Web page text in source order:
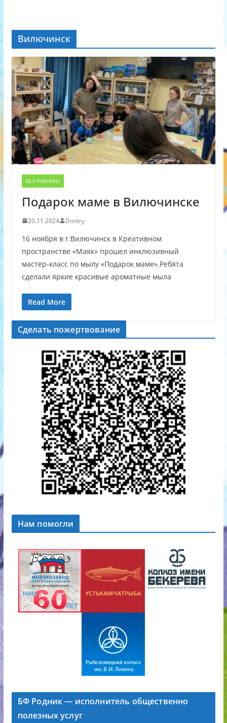
Вилючинск
БЕЗ РУБРИКИ
Подарок маме в Вилючинске
20.11.2024 Dmitry
16 ноября в г.Вилючинск в Креативном
пространстве «Маяк» прошел инклюзивный
мастер-класс по мылу «Подарок маме».Ребята
сделали яркие красивые ароматные мыла
Read More
Сделать пожертвование
Нам помогли
БФ Родник — исполнитель общественно
полезных услуг